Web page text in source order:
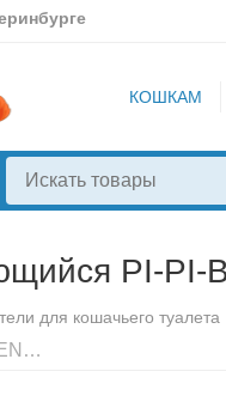
КОШКАМ
PI-PI-
для кошачьего туалета
Наполнитель комкующийся PI-PI-BENT, Классик, 10 кг